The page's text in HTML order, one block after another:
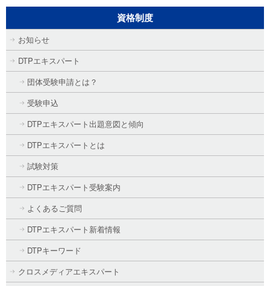
資格制度
お知らせ
DTPエキスパート
団体受験申請とは？
受験申込
DTPエキスパート出題意図と傾向
DTPエキスパートとは
試験対策
DTPエキスパート受験案内
よくあるご質問
DTPエキスパート新着情報
DTPキーワード
クロスメディアエキスパート